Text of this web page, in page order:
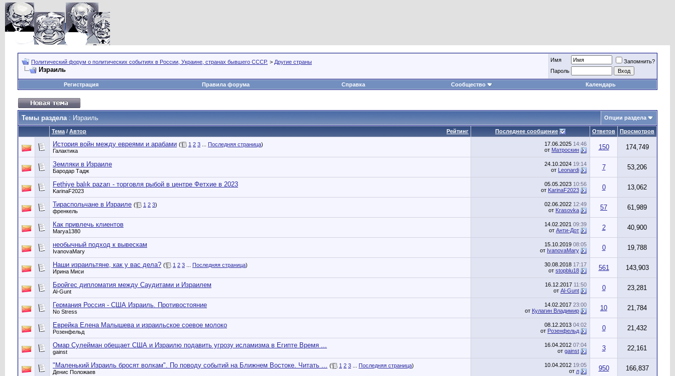
Политический форум о политических событиях в России, Украине, странах бывшего СССР. > Другие страны
Израиль
Имя
Запомнить?
Пароль
Регистрация Правила форума Справка Сообщество Календарь
Темы раздела: Израиль Опции раздела
Рейтинг
Тема / Автор Последнее сообщение Ответов Просмотров
История войн между евреями и арабами ( 1 2 3 Последняя страница)
Галактика
17.06.2025 14:46
от Матроскин 150 174,749
Земляки в Израиле
Бародар Тадж
24.10.2024 19:14
от Leonardi 7 53,206
Fethiye balık pazarı - торговля рыбой в центре Фетхие в 2023
KarinaF2023
05.05.2023 10:56
от KarinaF2023 0 13,062
Тираспольчане в Израиле ( 1 2 3)
френкель
02.06.2022 12:49
от Krasovka 57 61,989
Как привлечь клиентов
Marya1380
14.02.2021 09:39
от Анти-Дот 2 40,900
необычный подход к вывескам
IvanovaMary
15.10.2019 08:05
от IvanovaMary 0 19,788
Наши израильтяне, как у вас дела? ( 1 2 3 Последняя страница)
Ирина Миси
30.08.2018 17:17
от stopblu18 561 143,903
Бройгес дипломатия между Саудитами и Израилем
Al-Gunt
16.12.2017 11:50
от Al-Gunt 0 23,281
Германия Россия - США Израиль. Противостояние
No Stress
14.02.2017 23:00
от Кулагин Владимир 10 21,784
Еврейка Елена Малышева и израильское соевое молоко
Розенфельд
08.12.2013 04:02
от Розенфельд 0 21,432
Омар Сулейман обещает США и Израилю подавить угрозу исламизма в Египте Время ...
gainst
16.04.2012 07:04
от gainst 3 22,161
"Маленький Израиль бросят волкам". По поводу событий на Ближнем Востоке. Читать ... ( 1 2 3 Последняя страница)
Денис Положаев
10.04.2012 19:05
от л 950 166,837